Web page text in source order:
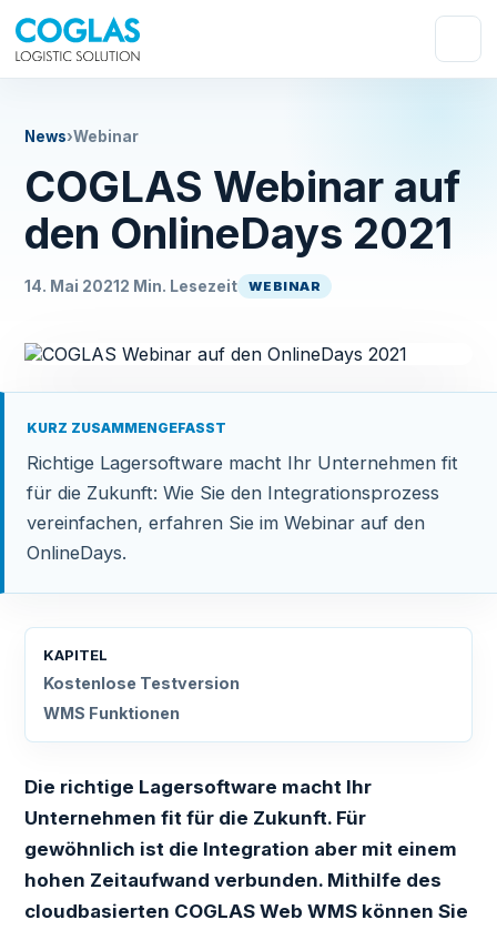
News›Webinar
COGLAS Webinar auf
den OnlineDays 2021
14. Mai 2021 2 Min. Lesezeit WEBINAR
KURZ ZUSAMMENGEFASST
Richtige Lagersoftware macht Ihr Unternehmen fit
für die Zukunft: Wie Sie den Integrationsprozess
vereinfachen, erfahren Sie im Webinar auf den
OnlineDays.
KAPITEL
Kostenlose Testversion
WMS Funktionen
Die richtige Lagersoftware macht Ihr
Unternehmen fit für die Zukunft. Für
gewöhnlich ist die Integration aber mit einem
hohen Zeitaufwand verbunden. Mithilfe des
cloudbasierten COGLAS Web WMS können Sie